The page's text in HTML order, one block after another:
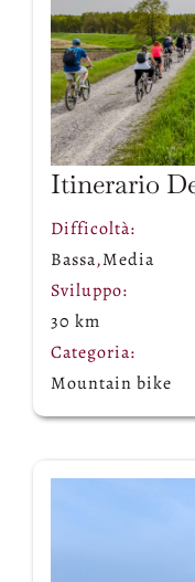
Itinerario
Difficoltà:
Bassa,Media
Sviluppo:
30 km
Categoria:
Mountain bike